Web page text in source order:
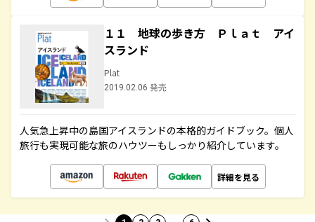
１１ 地球の歩き方 Ｐｌａｔ アイ
スランド
Plat
2019.02.06 発売
人気急上昇中の島国アイスランドの本格的ガイドブック。個人
旅行も実現可能な旅のハウツーもしっかり紹介しています。
詳細を見る